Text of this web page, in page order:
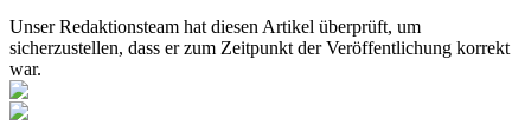
Unser Redaktionsteam hat diesen Artikel überprüft, um
sicherzustellen, dass er zum Zeitpunkt der Veröffentlichung korrekt
war.